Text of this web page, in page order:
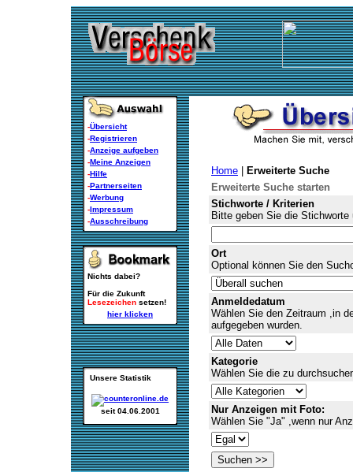
-Übersicht
-Registrieren
-Anzeige aufgeben
-Meine Anzeigen
-Hilfe
-Partnerseiten
-Werbung
-Impressum
-Ausschreibung
Nichts dabei?
Für die Zukunft
Lesezeichen setzen!
hier klicken
Unsere Statistik
seit 04.06.2001
Home
Erweiterte Suche
Erweiterte Suche starten
Stichworte / Kriterien
Bitte geben Sie die
Ort
Optional können Sie den
Anmeldedatum
Wählen Sie den Zeitraum ,in
aufgegeben wurden.
Kategorie
Wählen Sie die zu
Nur Anzeigen mit Foto:
Wählen Sie "Ja" ,wenn nur